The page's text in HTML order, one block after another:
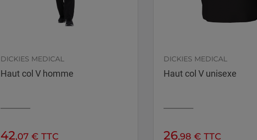
DICKIES MEDICAL
Haut col V homme
42,07 € TTC
DICKIES MEDICAL
Haut col V unisexe
26,98 € TTC